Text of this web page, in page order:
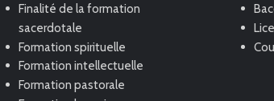
Finalité de la formation
sacerdotale
Formation spirituelle
Formation intellectuelle
Formation pastorale